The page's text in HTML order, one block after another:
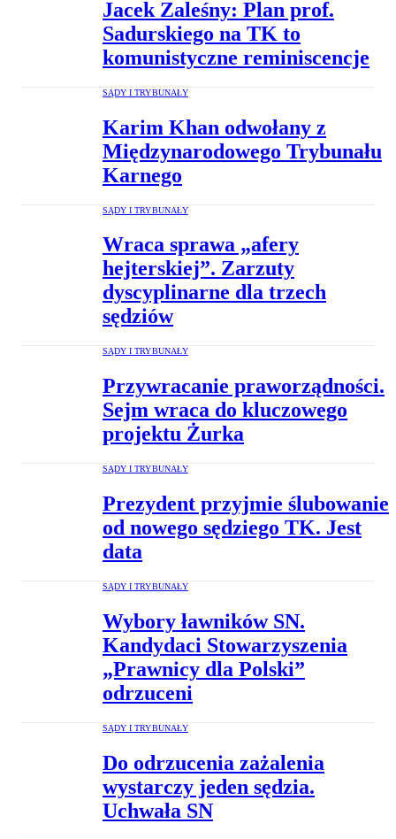
Jacek Zaleśny: Plan prof.
Sadurskiego na TK to
komunistyczne reminiscencje
SĄDY I TRYBUNAŁY
Karim Khan odwołany z
Międzynarodowego Trybunału
Karnego
SĄDY I TRYBUNAŁY
Wraca sprawa „afery
hejterskiej”. Zarzuty
dyscyplinarne dla trzech
sędziów
SĄDY I TRYBUNAŁY
Przywracanie praworządności.
Sejm wraca do kluczowego
projektu Żurka
SĄDY I TRYBUNAŁY
Prezydent przyjmie ślubowanie
od nowego sędziego TK. Jest
data
SĄDY I TRYBUNAŁY
Wybory ławników SN.
Kandydaci Stowarzyszenia
„Prawnicy dla Polski”
odrzuceni
SĄDY I TRYBUNAŁY
Do odrzucenia zażalenia
wystarczy jeden sędzia.
Uchwała SN